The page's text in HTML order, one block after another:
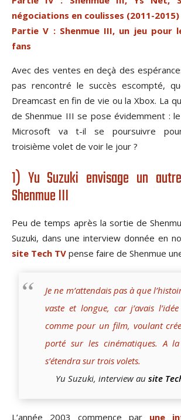
négociations en coulisses (2011-2015)
Partie V : Shenmue III, un jeu pour
fans
Avec des ventes en deçà des
pas rencontré le succès escompté,
Dreamcast en fin de vie ou la Xbox. La
de Shenmue III se pose évidemment :
Microsoft va t-il se poursuivre
troisième volet de voir le jour ?
1) Yu Suzuki envisage un
Shenmue III
Peu de temps après la sortie de
Suzuki, dans une interview donnée en
site Tech TV pense faire de Shenmue
Je ne m’attendais pas à que
vaste et longue, car j’avais
comme pour un film, voulant
porté sur les cinématiques. A
s’étendra sur trois volets.
Yu Suzuki, interview au site
L’année 2003 commence par une